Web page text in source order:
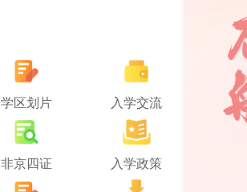
学区划片 入学交流
非京四证 入学政策